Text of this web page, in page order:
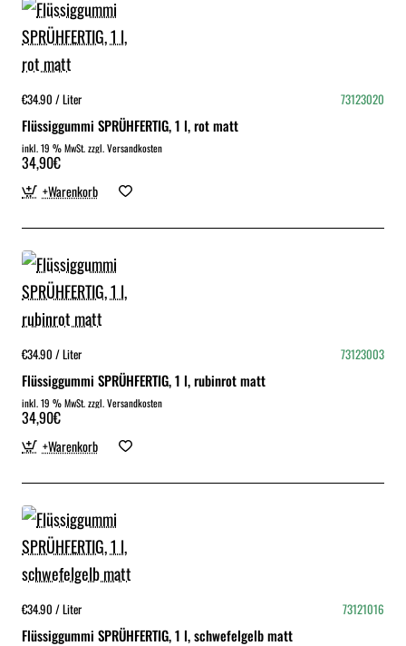
€34.90 / Liter 73123020
Flüssiggummi SPRÜHFERTIG, 1 l, rot matt
inkl. 19 % MwSt. zzgl. Versandkosten
34,90€
+Warenkorb
€34.90 / Liter 73123003
Flüssiggummi SPRÜHFERTIG, 1 l, rubinrot matt
inkl. 19 % MwSt. zzgl. Versandkosten
34,90€
+Warenkorb
€34.90 / Liter 73121016
Flüssiggummi SPRÜHFERTIG, 1 l, schwefelgelb matt